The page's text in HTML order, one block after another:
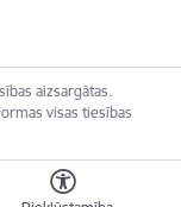
aizsargātas.
visas tiesības